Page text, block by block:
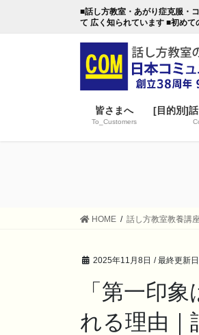
■話し方教室・あがり症克服・
て 広く知られています ■初めて
皆さまへ
To_Customers
[目的別]
HOME 話し方教室教養講
2025年11月8日 / 最終更新
「第一印
れる理由｜